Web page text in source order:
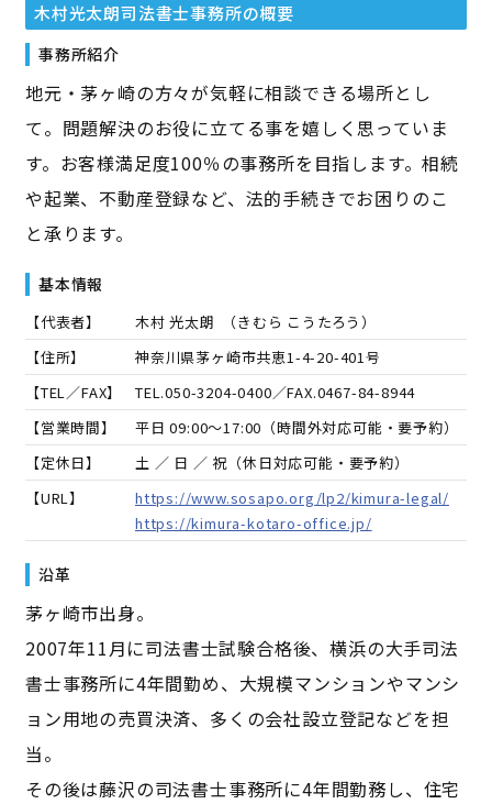
木村光太朗司法書士事務所の概要
事務所紹介
地元・茅ヶ崎の方々が気軽に相談できる場所とし
て。問題解決のお役に立てる事を嬉しく思っていま
す。お客様満足度100％の事務所を目指します。相続
や起業、不動産登録など、法的手続きでお困りのこ
と承ります。
基本情報
【代表者】 木村 光太朗 （きむら こうたろう）
【住所】
神奈川県茅ヶ崎市共恵1-4-20-401号
【TEL／FAX】
TEL.050-3204-0400／FAX.0467-84-8944
【営業時間】
平日 09:00～17:00（時間外対応可能・要予約）
【定休日】
土 ／ 日 ／ 祝（休日対応可能・要予約）
【URL】
https://www.sosapo.org/lp2/kimura-legal/
https://kimura-kotaro-office.jp/
沿革
茅ヶ崎市出身。
2007年11月に司法書士試験合格後、横浜の大手司法
書士事務所に4年間勤め、大規模マンションやマンシ
ョン用地の売買決済、多くの会社設立登記などを担
当。
その後は藤沢の司法書士事務所に4年間勤務し、住宅